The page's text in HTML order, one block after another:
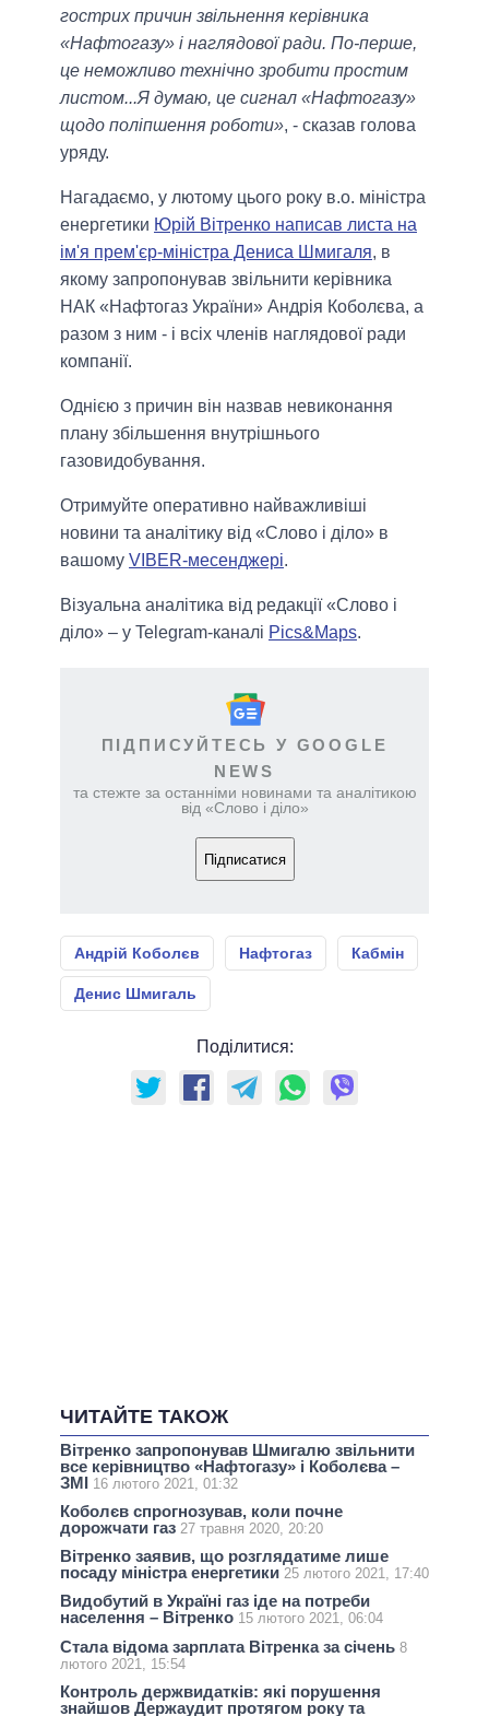
гострих причин звільнення керівника
«Нафтогазу» і наглядової ради. По-перше,
це неможливо технічно зробити простим
листом...Я думаю, це сигнал «Нафтогазу»
щодо поліпшення роботи», - сказав голова
уряду.
Нагадаємо, у лютому цього року в.о. міністра
енергетики Юрій Вітренко написав листа на
ім'я прем'єр-міністра Дениса Шмигаля, в
якому запропонував звільнити керівника
НАК «Нафтогаз України» Андрія Коболєва, а
разом з ним - і всіх членів наглядової ради
компанії.
Однією з причин він назвав невиконання
плану збільшення внутрішнього
газовидобування.
Отримуйте оперативно найважливіші
новини та аналітику від «Слово і діло» в
вашому VIBER-месенджері.
Візуальна аналітика від редакції «Слово і
діло» – у Telegram-каналі Pics&Maps.
ПІДПИСУЙТЕСЬ У GOOGLE
NEWS
та стежте за останніми новинами та аналітикою
від «Слово і діло»
Підписатися
Андрій Коболєв Нафтогаз Кабмін
Денис Шмигаль
Поділитися:
ЧИТАЙТЕ ТАКОЖ
Вітренко запропонував Шмигалю звільнити
все керівництво «Нафтогазу» і Коболєва –
ЗМІ 16 лютого 2021, 01:32
Коболєв спрогнозував, коли почне
дорожчати газ 27 травня 2020, 20:20
Вітренко заявив, що розглядатиме лише
посаду міністра енергетики 25 лютого 2021, 17:40
Видобутий в Україні газ іде на потреби
населення – Вітренко 15 лютого 2021, 06:04
Стала відома зарплата Вітренка за січень 8
лютого 2021, 15:54
Контроль держвидатків: які порушення
знайшов Держаудит протягом року та